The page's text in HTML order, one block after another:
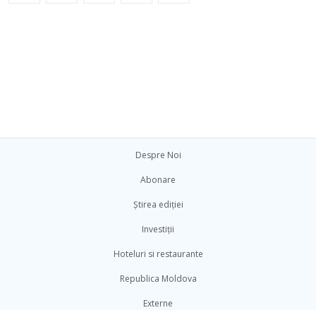
Despre Noi
Abonare
Știrea ediției
Investiții
Hoteluri si restaurante
Republica Moldova
Externe